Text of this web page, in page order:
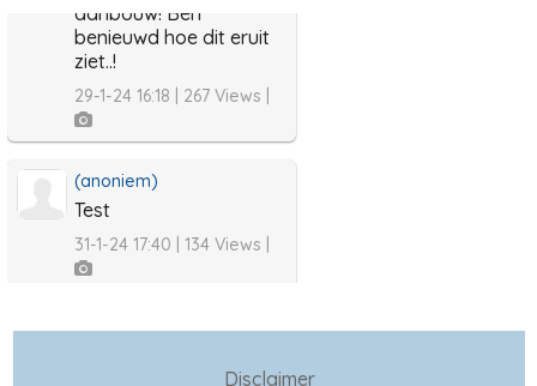
aanbouw! Ben
benieuwd hoe dit eruit
ziet..!
29-1-24 16:18 | 267 Views |
(anoniem)
Test
31-1-24 17:40 | 134 Views |
Disclaimer